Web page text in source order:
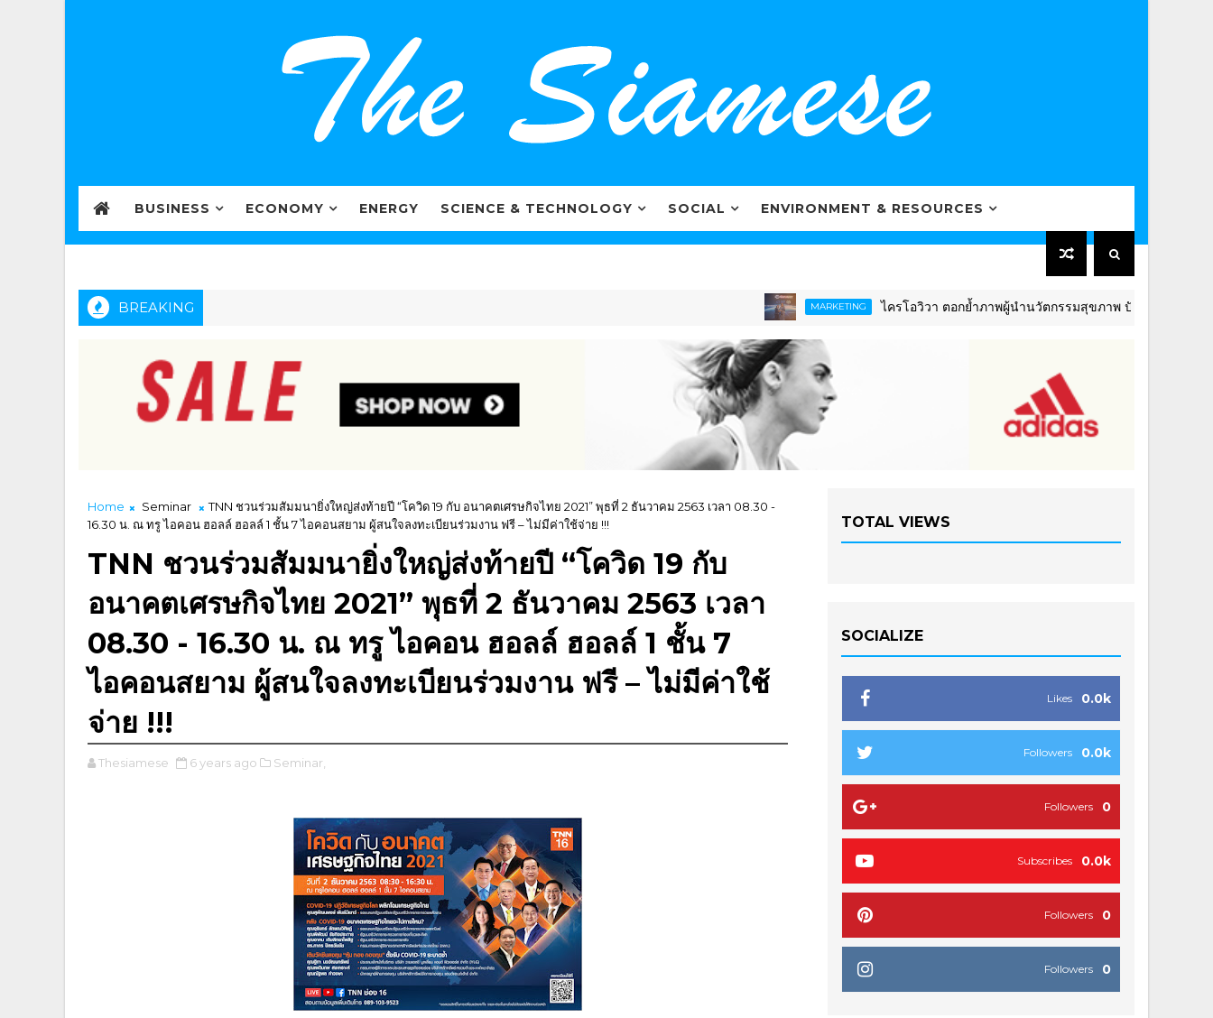
BUSINESS ECONOMY ENERGY SCIENCE & TECHNOLOGY SOCIAL ENVIRONMENT & RESOURCES
BREAKING MARKETING ไครโอวิวา ตอกย้ำภาพผู้นำนวัตกรรมสุขภาพ ปักธงดันไทยสู่
Home Seminar
TNN ชวนร่วมสัมมนายิ่งใหญ่ส่งท้ายปี “โควิด 19 กับ อนาคตเศรษกิจไทย 2021” พุธที่ 2 ธันวาคม 2563 เวลา 08.30 -
16.30 น. ณ ทรู ไอคอน ฮอลล์ ฮอลล์ 1 ชั้น 7 ไอคอนสยาม ผู้สนใจลงทะเบียนร่วมงาน ฟรี – ไม่มีค่าใช้จ่าย !!!
TNN ชวนร่วมสัมมนายิ่งใหญ่ส่งท้ายปี “โควิด 19 กับ
อนาคตเศรษกิจไทย 2021” พุธที่ 2 ธันวาคม 2563 เวลา
08.30 - 16.30 น. ณ ทรู ไอคอน ฮอลล์ ฮอลล์ 1 ชั้น 7
ไอคอนสยาม ผู้สนใจลงทะเบียนร่วมงาน ฟรี – ไม่มีค่าใช้
จ่าย !!!
Thesiamese 6 years ago Seminar,
TOTAL VIEWS
SOCIALIZE
0.0k
Likes
0.0k
Followers
0
Followers
0.0k
Subscribes
0
Followers
0
Followers